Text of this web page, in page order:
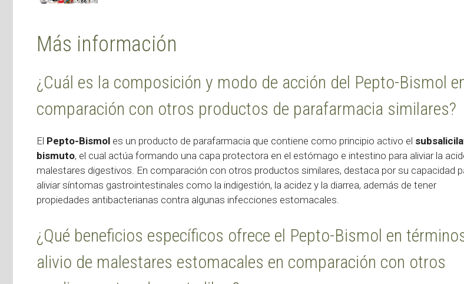
Más información
¿Cuál es la composición y modo de acción del Pepto-Bismol
comparación con otros productos de parafarmacia similares?
El Pepto-Bismol es un producto de parafarmacia que contiene como principio activo el
bismuto, el cual actúa formando una capa protectora en el estómago e intestino para aliviar la
malestares digestivos. En comparación con otros productos similares, destaca por su capacidad
aliviar síntomas gastrointestinales como la indigestión, la acidez y la diarrea, además de tener
propiedades antibacterianas contra algunas infecciones estomacales.
¿Qué beneficios específicos ofrece el Pepto-Bismol en
alivio de malestares estomacales en comparación con otros